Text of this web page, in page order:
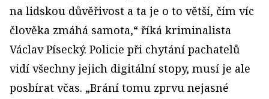
na lidskou důvěřivost a ta je o to větší, čím víc
člověka zmáhá samota,“ říká kriminalista
Václav Písecký. Policie při chytání pachatelů
vidí všechny jejich digitální stopy, musí je ale
posbírat včas. „Brání tomu zprvu nejasné